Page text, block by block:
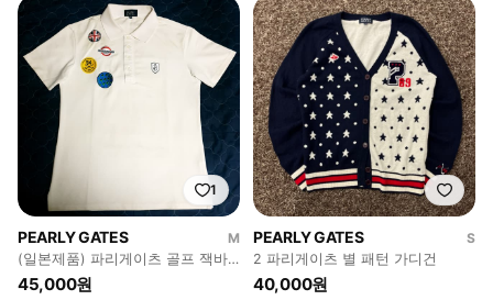
1
PEARLY GATES
M
(일본제품) 파리게이츠 골프 잭바
니 자수패치 반팔 카라티 (4)
45,000원
PEARLY GATES
S
2 파리게이츠 별 패턴 가디건
40,000원